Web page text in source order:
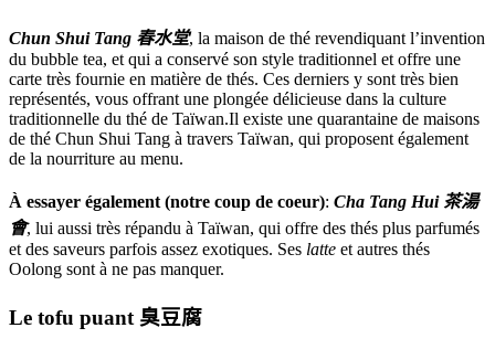
Chun Shui Tang 春水堂, la maison de thé revendiquant l’invention
du bubble tea, et qui a conservé son style traditionnel et offre une
carte très fournie en matière de thés. Ces derniers y sont très bien
représentés, vous offrant une plongée délicieuse dans la culture
traditionnelle du thé de Taïwan.Il existe une quarantaine de maisons
de thé Chun Shui Tang à travers Taïwan, qui proposent également
de la nourriture au menu.
À essayer également (notre coup de coeur): Cha Tang Hui 茶湯
會, lui aussi très répandu à Taïwan, qui offre des thés plus parfumés
et des saveurs parfois assez exotiques. Ses latte et autres thés
Oolong sont à ne pas manquer.
Le tofu puant 臭豆腐